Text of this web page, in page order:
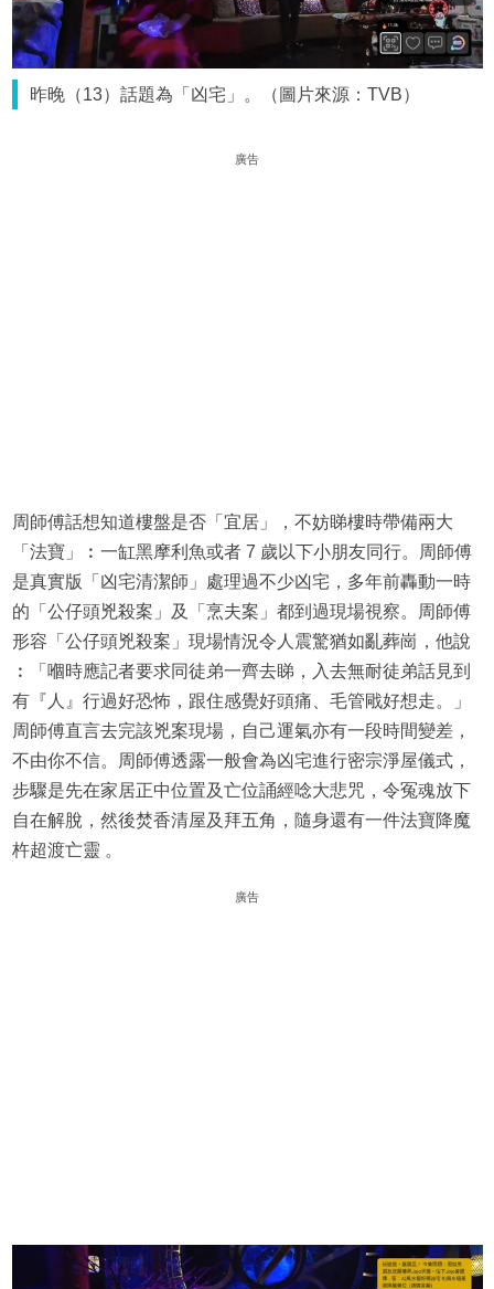
昨晚（13）話題為「凶宅」。（圖片來源：TVB）
廣告
周師傅話想知道樓盤是否「宜居」，不妨睇樓時帶備兩大
「法寶」︰一缸黑摩利魚或者 7 歲以下小朋友同行。周師傅
是真實版「凶宅清潔師」處理過不少凶宅，多年前轟動一時
的「公仔頭兇殺案」及「烹夫案」都到過現場視察。周師傅
形容「公仔頭兇殺案」現場情況令人震驚猶如亂葬崗，他說
︰「嗰時應記者要求同徒弟一齊去睇，入去無耐徒弟話見到
有『人』行過好恐怖，跟住感覺好頭痛、毛管戙好想走。」
周師傅直言去完該兇案現場，自己運氣亦有一段時間變差，
不由你不信。周師傅透露一般會為凶宅進行密宗淨屋儀式，
步驟是先在家居正中位置及亡位誦經唸大悲咒，令冤魂放下
自在解脫，然後焚香清屋及拜五角，隨身還有一件法寶降魔
杵超渡亡靈 。
廣告